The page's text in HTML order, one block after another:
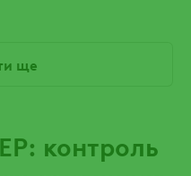
ще
контроль